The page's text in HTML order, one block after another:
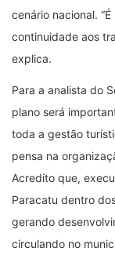
cenário nacional.
continuidade aos
explica.
Para a analista do
plano será
toda a gestão
pensa na
Acredito que,
Paracatu dentro
gerando
circulando no